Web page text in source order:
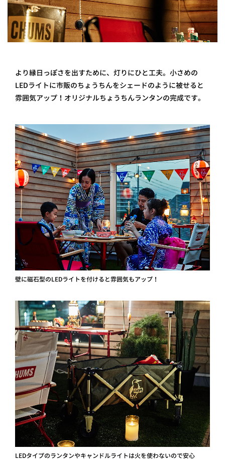
より縁日っぽさを出すために、灯りにひと工夫。小さめの
LEDライトに市販のちょうちんをシェードのように被せると
雰囲気アップ！オリジナルちょうちんランタンの完成です。
壁に磁石型のLEDライトを付けると雰囲気もアップ！
LEDタイプのランタンやキャンドルライトは火を使わないので安心